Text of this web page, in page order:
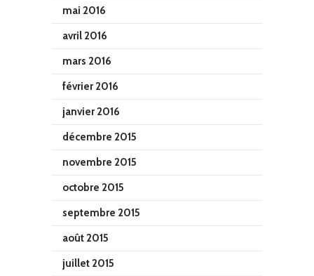
mai 2016
avril 2016
mars 2016
février 2016
janvier 2016
décembre 2015
novembre 2015
octobre 2015
septembre 2015
août 2015
juillet 2015